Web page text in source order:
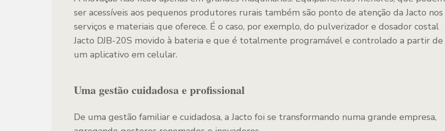
ser acessíveis aos pequenos produtores rurais também são ponto de atenção da Jacto nos
serviços e materiais que oferece. É o caso, por exemplo, do pulverizador e dosador costal
Jacto DJB-20S movido à bateria e que é totalmente programável e controlado a partir de
um aplicativo em celular.
Uma gestão cuidadosa e profissional
De uma gestão familiar e cuidadosa, a Jacto foi se transformando numa grande empresa,